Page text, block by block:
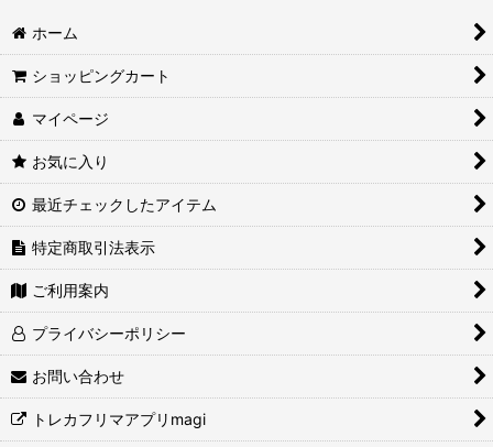
ホーム
ショッピングカート
マイページ
お気に入り
最近チェックしたアイテム
特定商取引法表示
ご利用案内
プライバシーポリシー
お問い合わせ
トレカフリマアプリmagi